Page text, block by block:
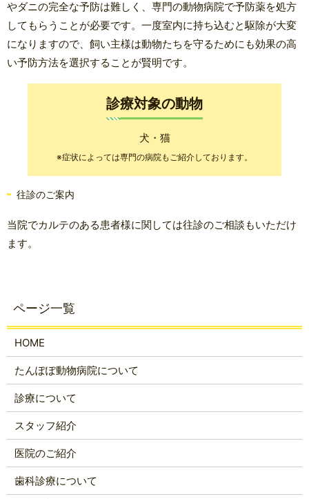
やダニの完全な予防は難しく、専門の動物病院で予防薬を処方
してもらうことが必要です。一度室内に持ち込むと駆除が大変
になりますので、飼い主様は動物たちを守るためにも効果の高
い予防方法を選択することが賢明です。
診療対象の動物
犬・猫
※症状によっては専門の病院もご紹介しております。
往診のご案内
当院でカルテのある患者様に関しては往診のご相談もいただけ
ます。
HOME
たんぽぽ動物病院について
診療について
スタッフ紹介
医院のご紹介
歯科診療について